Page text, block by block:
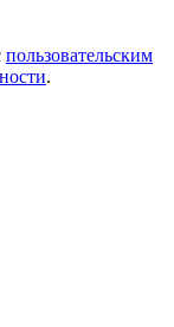
пользовательским
.